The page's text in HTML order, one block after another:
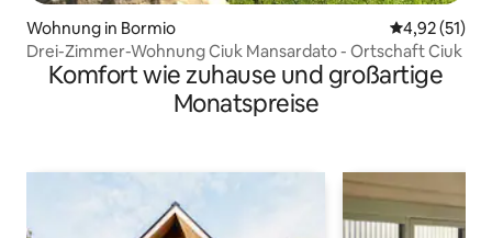
Wohnung in Bormio
4,92 (51)
Drei-Zimmer-Wohnung Ciuk Mansardato - Ortschaft Ciuk
Komfort wie zuhause und großartige
Monatspreise